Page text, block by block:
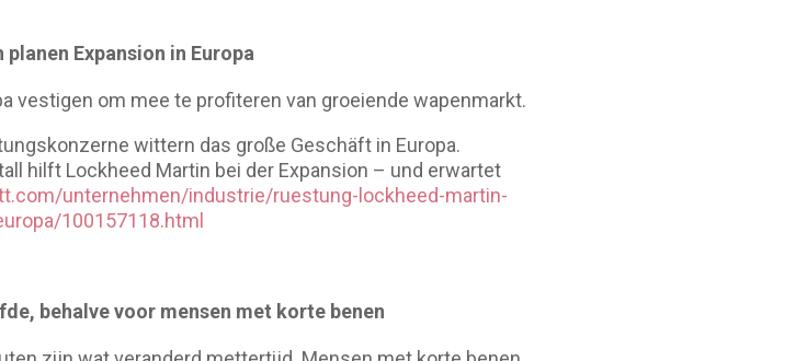
Expansion in Europa
vestigen om mee te profiteren van groeiende wapenmarkt.
wittern das große Geschäft in Europa.
hilft Lockheed Martin bei der Expansion – und erwartet
unternehmen/industrie/ruestung-lockheed-martin-
100157118.html
behalve voor mensen met korte benen